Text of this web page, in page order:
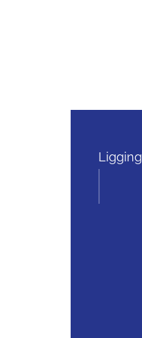
Ligging